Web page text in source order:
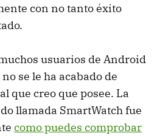
con no tanto éxito
usuarios de Android
se le ha acabado de
que creo que posee. La
llamada SmartWatch fue
como puedes comprobar